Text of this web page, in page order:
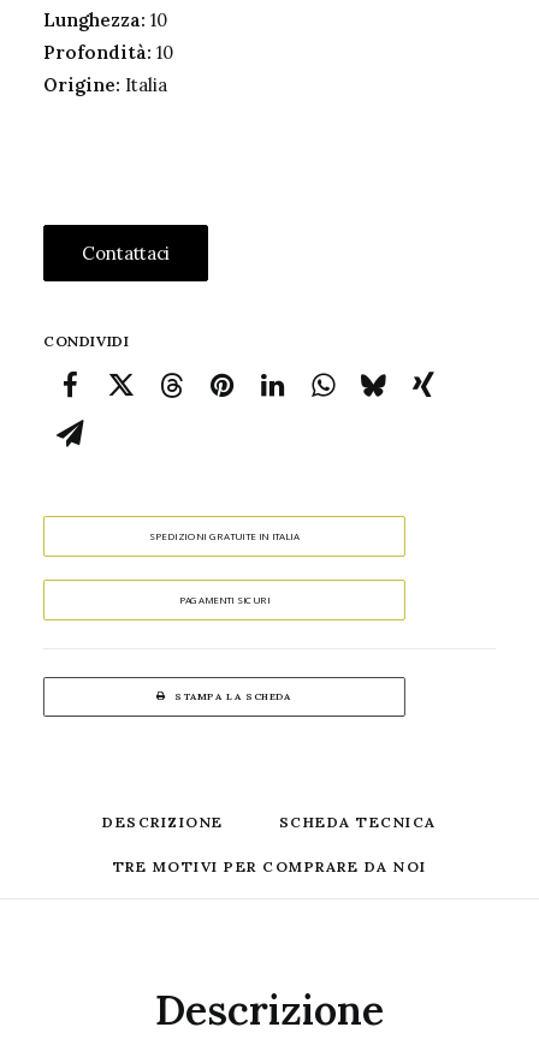
Lunghezza: 10
Profondità: 10
Origine: Italia
Contattaci
CONDIVIDI
SPEDIZIONI GRATUITE IN ITALIA
PAGAMENTI SICURI
STAMPA LA SCHEDA
DESCRIZIONE SCHEDA TECNICA
TRE MOTIVI PER COMPRARE DA NOI
Descrizione